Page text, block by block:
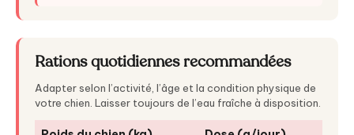
Rations quotidiennes recommandées
Adapter selon l’activité, l’âge et la condition physique de
votre chien. Laisser toujours de l’eau fraîche à disposition.